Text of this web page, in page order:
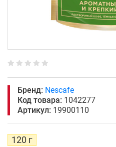
Бренд: Nescafe
Код товара: 1042277
Артикул: 19900110
120 г